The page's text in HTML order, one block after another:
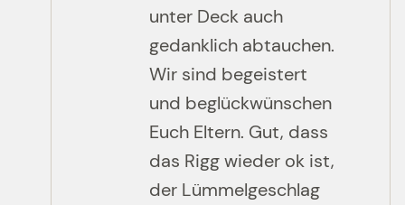
unter Deck auch
gedanklich abtauchen.
Wir sind begeistert
und beglückwünschen
Euch Eltern. Gut, dass
das Rigg wieder ok ist,
der Lümmelgeschlag